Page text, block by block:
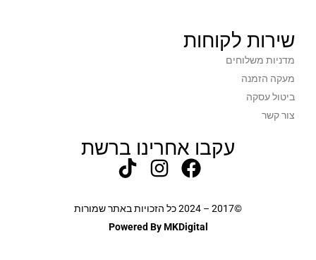
שירות לקוחות
מדניות משלוחים
מעקה הזמנה
ביטול עסקה
צור קשר
עקבו אחרינו ברשת
©2017 – 2024 כל הזכויות באתר שמורות
Powered By MKDigital